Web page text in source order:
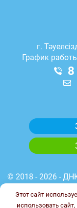
г.
График
© 2018 - 2026 -
Л041-01148-78/
Этот сайт
использовать